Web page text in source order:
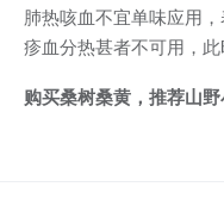
肺热咳血不宜单味应用
疹血分热甚者不可用，此
购买桑树桑黄，推荐山